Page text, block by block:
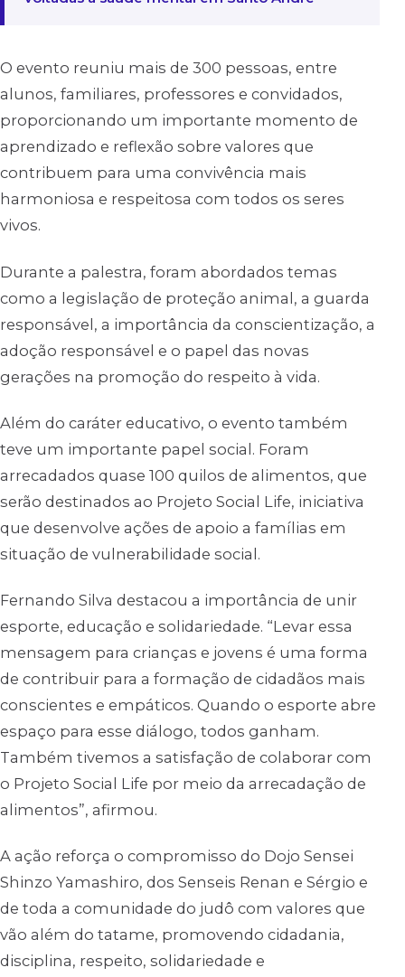
O evento reuniu mais de 300 pessoas, entre
alunos, familiares, professores e convidados,
proporcionando um importante momento de
aprendizado e reflexão sobre valores que
contribuem para uma convivência mais
harmoniosa e respeitosa com todos os seres
vivos.
Durante a palestra, foram abordados temas
como a legislação de proteção animal, a guarda
responsável, a importância da conscientização, a
adoção responsável e o papel das novas
gerações na promoção do respeito à vida.
Além do caráter educativo, o evento também
teve um importante papel social. Foram
arrecadados quase 100 quilos de alimentos, que
serão destinados ao Projeto Social Life, iniciativa
que desenvolve ações de apoio a famílias em
situação de vulnerabilidade social.
Fernando Silva destacou a importância de unir
esporte, educação e solidariedade. “Levar essa
mensagem para crianças e jovens é uma forma
de contribuir para a formação de cidadãos mais
conscientes e empáticos. Quando o esporte abre
espaço para esse diálogo, todos ganham.
Também tivemos a satisfação de colaborar com
o Projeto Social Life por meio da arrecadação de
alimentos”, afirmou.
A ação reforça o compromisso do Dojo Sensei
Shinzo Yamashiro, dos Senseis Renan e Sérgio e
de toda a comunidade do judô com valores que
vão além do tatame, promovendo cidadania,
disciplina, respeito, solidariedade e